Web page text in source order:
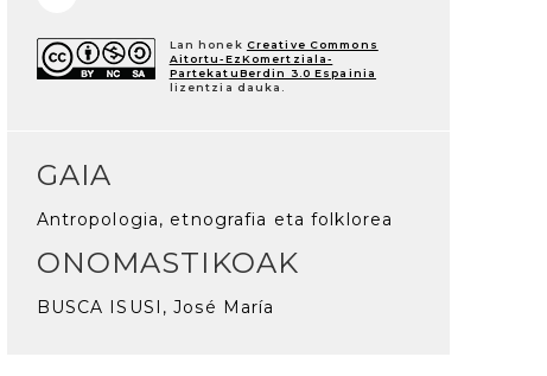
Lan honek Creative Commons
Aitortu-EzKomertziala-
PartekatuBerdin 3.0 Espainia
lizentzia dauka.
GAIA
Antropologia, etnografia eta folklorea
ONOMASTIKOAK
BUSCA ISUSI, José María